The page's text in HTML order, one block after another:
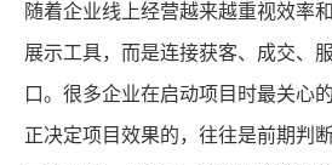
随着企业线上经营越来越重视效率
展示工具，而是连接获客、成交、
口。很多企业在启动项目时最关心
正决定项目效果的，往往是前期判